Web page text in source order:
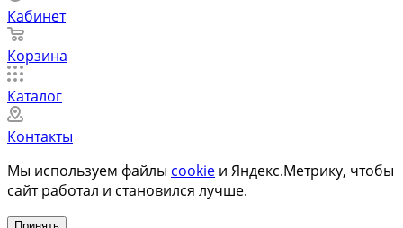
Кабинет
Корзина
Каталог
Контакты
Мы используем файлы cookie и Яндекс.Метрику, чтобы
сайт работал и становился лучше.